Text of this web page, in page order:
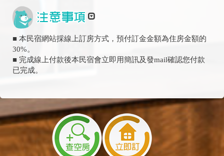
■ 本民宿網站採線上訂房方式，預付訂金金額為住房金額的
30%。
■ 完成線上付款後本民宿會立即用簡訊及發mail確認您付款
已完成。